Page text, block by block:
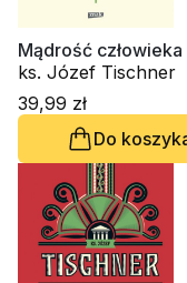
Mądrość
ks. Józef Tischner
39,99 zł
Do